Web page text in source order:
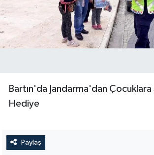
Bartın'da Jandarma'dan
Hediye
Paylaş